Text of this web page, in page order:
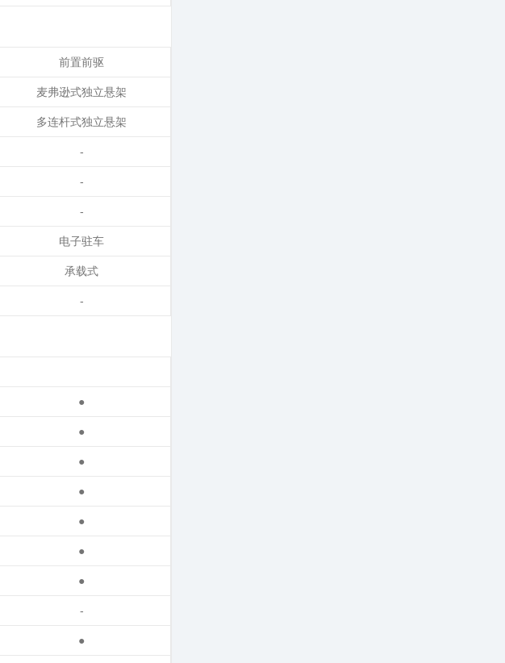
前置前驱
麦弗逊式独立悬架
多连杆式独立悬架
-
-
-
电子驻车
承载式
-
●
●
●
●
●
●
●
-
●